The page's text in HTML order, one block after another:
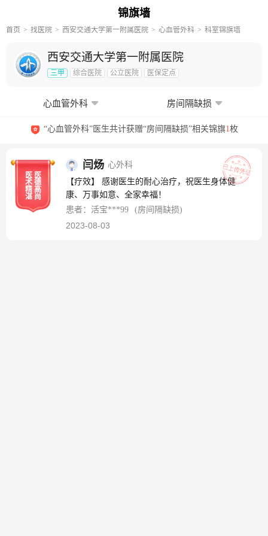
锦旗墙
首页 找医院 西安交通大学第一附属医院 心血管外科 科室锦旗墙
西安交通大学第一附属医院
三甲 综合医院 公立医院 医保定点
心血管外科 房间隔缺损
“心血管外科”医生共计获赠“房间隔缺损”相关锦旗1枚
医
术
精
湛
医
德
高
尚
闫炀 心外科
【疗效】 感谢医生的耐心治疗，祝医生身体健
康、万事如意、全家幸福！
患者：活宝***99
(房间隔缺损)
2023-08-03